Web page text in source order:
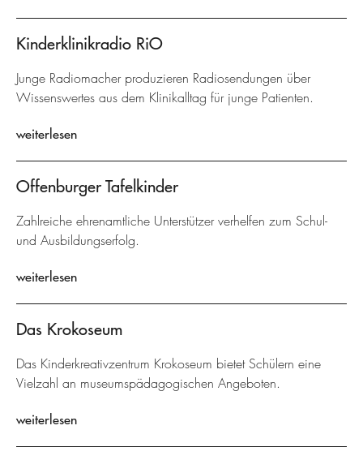
Kinderklinikradio RiO
Junge Radiomacher produzieren Radiosendungen über
Wissenswertes aus dem Klinikalltag für junge Patienten.
weiterlesen
Offenburger Tafelkinder
Zahlreiche ehrenamtliche Unterstützer verhelfen zum Schul-
und Ausbildungserfolg.
weiterlesen
Das Krokoseum
Das Kinderkreativzentrum Krokoseum bietet Schülern eine
Vielzahl an museumspädagogischen Angeboten.
weiterlesen